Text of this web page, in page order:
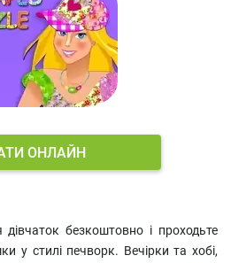
ОНЛАЙН
безкоштовно і проходьте
у стилі печворк. Вечірки та хобі,